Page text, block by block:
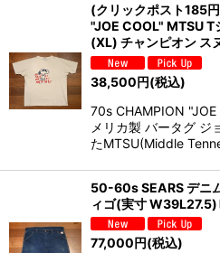
(クリックポスト185
"JOE COOL" MTSU T
(XL) チャンピオン ス
38,500円(税込)
70s CHAMPION
メリカ製 バータグ ジ
たMTSU(Middle
50-60s SEARS デニ
ィゴ(実寸 W39L27.5)
77,000円(税込)